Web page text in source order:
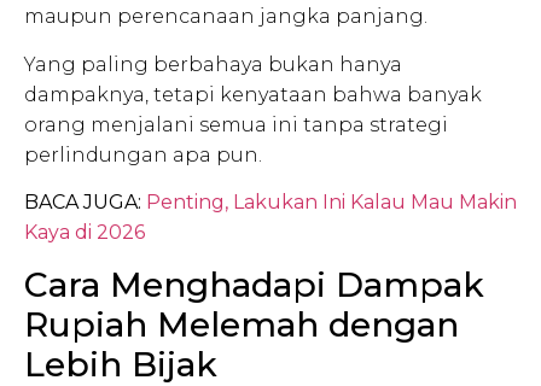
maupun perencanaan jangka panjang.
Yang paling berbahaya bukan hanya
dampaknya, tetapi kenyataan bahwa banyak
orang menjalani semua ini tanpa strategi
perlindungan apa pun.
BACA JUGA: Penting, Lakukan Ini Kalau Mau Makin
Kaya di 2026
Cara Menghadapi Dampak
Rupiah Melemah dengan
Lebih Bijak